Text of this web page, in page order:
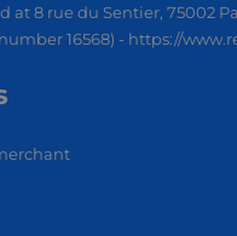
at 8 rue du Sentier, 75002
16568) - https://